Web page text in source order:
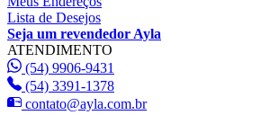
Lista de Desejos
Seja um revendedor Ayla
ATENDIMENTO
(54) 9906-9431
(54) 3391-1378
contato@ayla.com.br